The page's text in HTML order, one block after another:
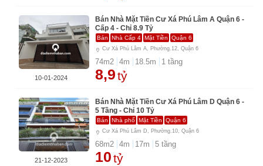
Bán Nhà Mặt Tiền Cư Xá Phú Lâm A Quận 6 -
Cấp 4 - Chỉ 8.9 Tỷ
Bán Nhà Cấp 4 Mặt Tiền Quận 6
Cư Xá Phú Lâm A, Phường.12, Quận 6
74m2 4m 18.5m 1 tầng
8,9tỷ
10-01-2024
Bán Nhà Mặt Tiền Cư Xá Phú Lâm D Quận 6 -
5 Tầng - Chỉ 10 Tỷ
Bán Nhà phố Mặt Tiền Quận 6
Cư Xá Phú Lâm D, Phường.10, Quận 6
68m2 4m 17m 5 tầng
10tỷ
21-12-2023